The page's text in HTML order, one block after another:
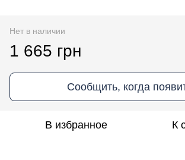
Нет в наличии
1 665 грн
Сообщить, когда
В избранное К